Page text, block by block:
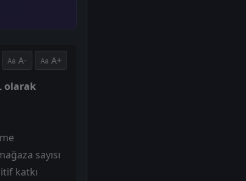
A- A+
olarak
sayısı
katkı